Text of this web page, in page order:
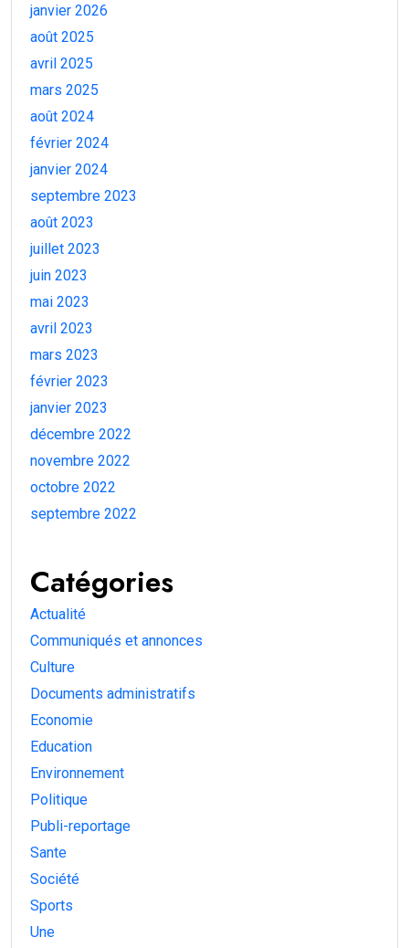
janvier 2026
août 2025
avril 2025
mars 2025
août 2024
février 2024
janvier 2024
septembre 2023
août 2023
juillet 2023
juin 2023
mai 2023
avril 2023
mars 2023
février 2023
janvier 2023
décembre 2022
novembre 2022
octobre 2022
septembre 2022
Catégories
Actualité
Communiqués et annonces
Culture
Documents administratifs
Economie
Education
Environnement
Politique
Publi-reportage
Sante
Société
Sports
Une